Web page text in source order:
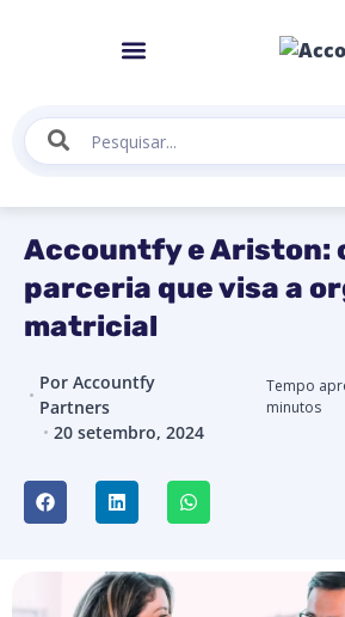
Accountfy e Ariston:
parceria que visa a
matricial
PorAccountfy
Partners
20 setembro, 2024
Tempo
minutos